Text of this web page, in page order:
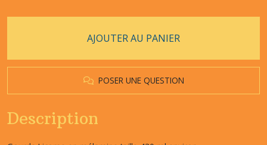
AJOUTER AU PANIER
POSER UNE QUESTION
Description